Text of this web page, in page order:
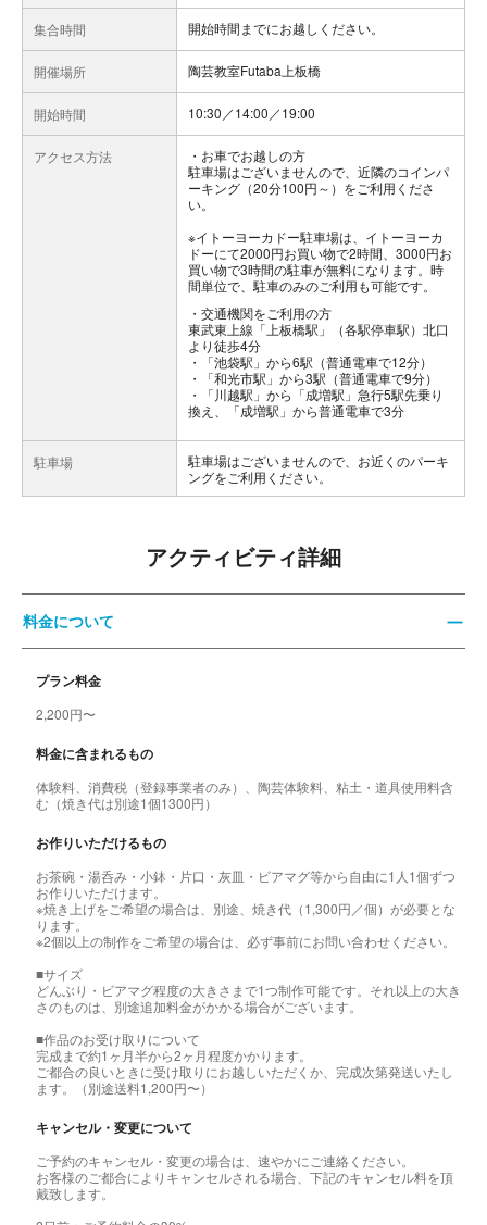
集合時間 開始時間までにお越しください。
開催場所 陶芸教室Futaba上板橋
開始時間 10:30／14:00／19:00
アクセス方法
お車でお越しの方
駐車場はございませんので、近隣のコインパ
ーキング（20分100円～）をご利用くださ
い。
※イトーヨーカドー駐車場は、イトーヨーカ
ドーにて2000円お買い物で2時間、3000円お
買い物で3時間の駐車が無料になります。時
間単位で、駐車のみのご利用も可能です。
交通機関をご利用の方
東武東上線「上板橋駅」（各駅停車駅）北口
より徒歩4分
・「池袋駅」から6駅（普通電車で12分）
・「和光市駅」から3駅（普通電車で9分）
・「川越駅」から「成増駅」急行5駅先乗り
換え、「成増駅」から普通電車で3分
駐車場
駐車場はございませんので、お近くのパーキ
ングをご利用ください。
アクティビティ詳細
料金について
プラン料金
2,200円〜
料金に含まれるもの
体験料、消費税（登録事業者のみ）、陶芸体験料、粘土・道具使用料含
む（焼き代は別途1個1300円）
お作りいただけるもの
お茶碗・湯呑み・小鉢・片口・灰皿・ビアマグ等から自由に1人1個ずつ
お作りいただけます。
※焼き上げをご希望の場合は、別途、焼き代（1,300円／個）が必要とな
ります。
※2個以上の制作をご希望の場合は、必ず事前にお問い合わせください。
■サイズ
どんぶり・ビアマグ程度の大きさまで1つ制作可能です。それ以上の大き
さのものは、別途追加料金がかかる場合がございます。
■作品のお受け取りについて
完成まで約1ヶ月半から2ヶ月程度かかります。
ご都合の良いときに受け取りにお越しいただくか、完成次第発送いたし
ます。（別途送料1,200円〜）
キャンセル・変更について
ご予約のキャンセル・変更の場合は、速やかにご連絡ください。
お客様のご都合によりキャンセルされる場合、下記のキャンセル料を頂
戴致します。